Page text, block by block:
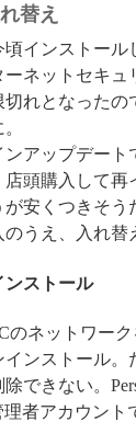
替え
頃インストール
ーネットセキュ
切れとなったの
ンアップデート
店頭購入して再
が安くつきそう
のうえ、入れ替
ンストール
のネットワー
インストール。
除できない。
理者アカウント